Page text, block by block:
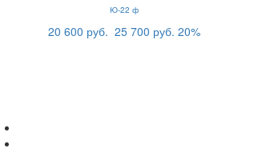
Ю-22 ф
20 600 руб. 25 700 руб. 20%